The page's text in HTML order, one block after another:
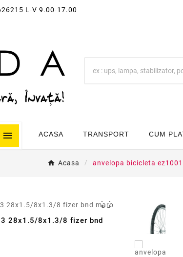
L-V 9.00-17.00
 ACASA TRANSPORT CUM
Acasa anvelopa bicicleta

28x1.5/8x1.3/8 fizer bnd